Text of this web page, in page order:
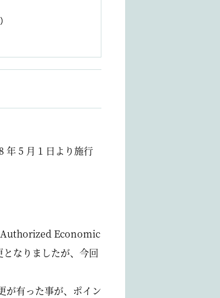
年 5 月 1 日より施行
Authorized Economic
なりましたが、今回
が有った事が、ポイン